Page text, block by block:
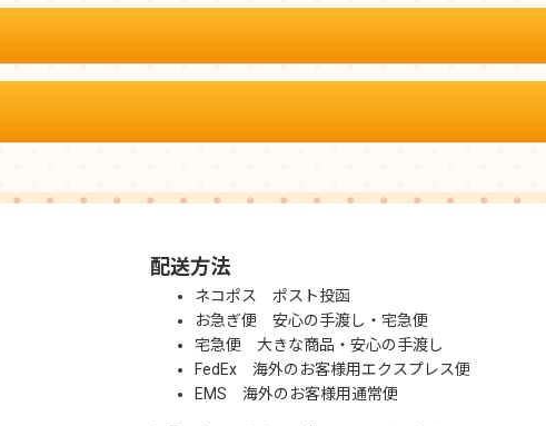
配送方法
ネコポス ポスト投函
お急ぎ便 安心の手渡し・宅急便
宅急便 大きな商品・安心の手渡し
FedEx 海外のお客様用エクスプレス便
EMS 海外のお客様用通常便